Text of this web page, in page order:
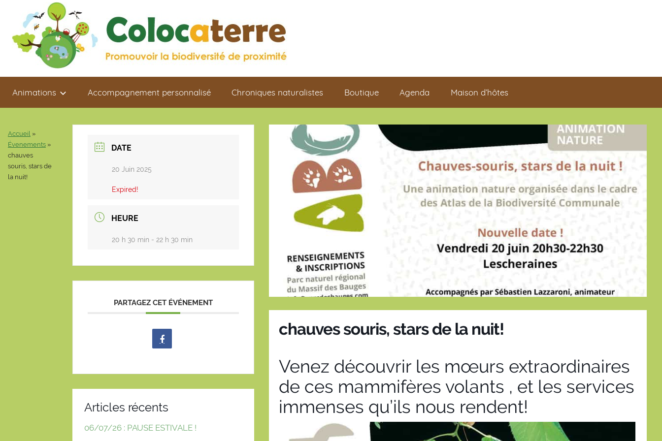
contenu
Colocaterre
Promouvoir
la
proximité
Animations Accompagnement personnalisé Chroniques naturalistes Boutique Agenda Maison d’hôtes
Accueil »
Évenements »
chauves
souris, stars de
la nuit!
chauves souris, stars de la nuit!
Venez découvrir les mœurs extraordinaires
de ces mammifères volants , et les services
immenses qu’ils nous rendent!
DATE
20 Juin 2025
Expired!
HEURE
20 h 30 min - 22 h 30 min
PARTAGEZ CET ÉVÉNEMENT
Articles récents
06/07/26 : PAUSE ESTIVALE !